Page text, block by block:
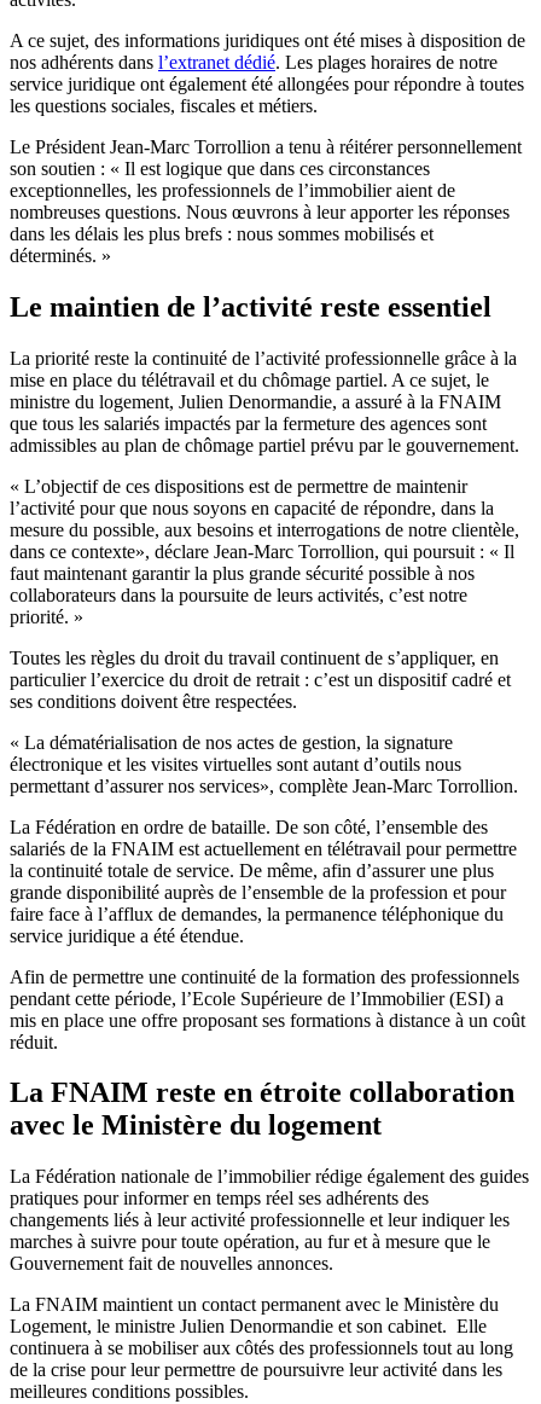
A ce sujet, des informations juridiques ont été mises à disposition de
nos adhérents dans l’extranet dédié. Les plages horaires de notre
service juridique ont également été allongées pour répondre à toutes
les questions sociales, fiscales et métiers.
Le Président Jean-Marc Torrollion a tenu à réitérer personnellement
son soutien : « Il est logique que dans ces circonstances
exceptionnelles, les professionnels de l’immobilier aient de
nombreuses questions. Nous œuvrons à leur apporter les réponses
dans les délais les plus brefs : nous sommes mobilisés et
déterminés. »
Le maintien de l’activité reste essentiel
La priorité reste la continuité de l’activité professionnelle grâce à la
mise en place du télétravail et du chômage partiel. A ce sujet, le
ministre du logement, Julien Denormandie, a assuré à la FNAIM
que tous les salariés impactés par la fermeture des agences sont
admissibles au plan de chômage partiel prévu par le gouvernement.
« L’objectif de ces dispositions est de permettre de maintenir
l’activité pour que nous soyons en capacité de répondre, dans la
mesure du possible, aux besoins et interrogations de notre clientèle,
dans ce contexte», déclare Jean-Marc Torrollion, qui poursuit : « Il
faut maintenant garantir la plus grande sécurité possible à nos
collaborateurs dans la poursuite de leurs activités, c’est notre
priorité. »
Toutes les règles du droit du travail continuent de s’appliquer, en
particulier l’exercice du droit de retrait : c’est un dispositif cadré et
ses conditions doivent être respectées.
« La dématérialisation de nos actes de gestion, la signature
électronique et les visites virtuelles sont autant d’outils nous
permettant d’assurer nos services», complète Jean-Marc Torrollion.
La Fédération en ordre de bataille. De son côté, l’ensemble des
salariés de la FNAIM est actuellement en télétravail pour permettre
la continuité totale de service. De même, afin d’assurer une plus
grande disponibilité auprès de l’ensemble de la profession et pour
faire face à l’afflux de demandes, la permanence téléphonique du
service juridique a été étendue.
Afin de permettre une continuité de la formation des professionnels
pendant cette période, l’Ecole Supérieure de l’Immobilier (ESI) a
mis en place une offre proposant ses formations à distance à un coût
réduit.
La FNAIM reste en étroite collaboration
avec le Ministère du logement
La Fédération nationale de l’immobilier rédige également des guides
pratiques pour informer en temps réel ses adhérents des
changements liés à leur activité professionnelle et leur indiquer les
marches à suivre pour toute opération, au fur et à mesure que le
Gouvernement fait de nouvelles annonces.
La FNAIM maintient un contact permanent avec le Ministère du
Logement, le ministre Julien Denormandie et son cabinet. Elle
continuera à se mobiliser aux côtés des professionnels tout au long
de la crise pour leur permettre de poursuivre leur activité dans les
meilleures conditions possibles.